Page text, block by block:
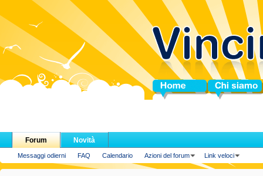
Home Chi siamo
Forum
Messaggi odierni FAQ Calendario Azioni del forum Link veloci
Novità